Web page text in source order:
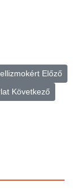
Előző
Következő